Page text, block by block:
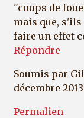
"coups de
mais que,
faire un effet
Répondre
Soumis par
décembre 2013
Permalien